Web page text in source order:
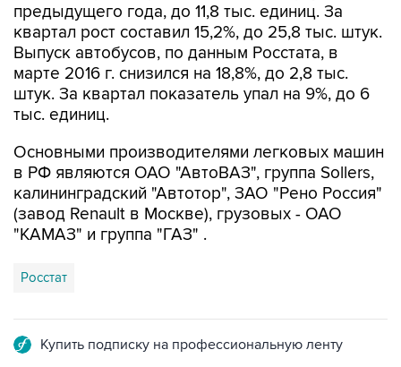
предыдущего года, до 11,8 тыс. единиц. За
квартал рост составил 15,2%, до 25,8 тыс. штук.
Выпуск автобусов, по данным Росстата, в
марте 2016 г. снизился на 18,8%, до 2,8 тыс.
штук. За квартал показатель упал на 9%, до 6
тыс. единиц.
Основными производителями легковых машин
в РФ являются ОАО "АвтоВАЗ", группа Sollers,
калининградский "Автотор", ЗАО "Рено Россия"
(завод Renault в Москве), грузовых - ОАО
"КАМАЗ" и группа "ГАЗ" .
Росстат
Купить подписку на профессиональную ленту